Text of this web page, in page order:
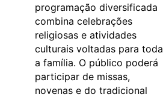
programação diversificada
combina celebrações
religiosas e atividades
culturais voltadas para toda
a família. O público poderá
participar de missas,
novenas e do tradicional